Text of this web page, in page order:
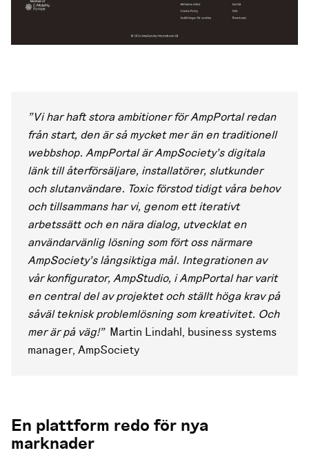
"Vi har haft stora ambitioner för AmpPortal redan
från start, den är så mycket mer än en traditionell
webbshop. AmpPortal är AmpSociety’s digitala
länk till återförsäljare, installatörer, slutkunder
och slutanvändare. Toxic förstod tidigt våra behov
och tillsammans har vi, genom ett iterativt
arbetssätt och en nära dialog, utvecklat en
användarvänlig lösning som fört oss närmare
AmpSociety’s långsiktiga mål. Integrationen av
vår konfigurator, AmpStudio, i AmpPortal har varit
en central del av projektet och ställt höga krav på
såväl teknisk problemlösning som kreativitet. Och
mer är på väg!" Martin Lindahl, business systems
manager, AmpSociety
En plattform redo för nya
marknader